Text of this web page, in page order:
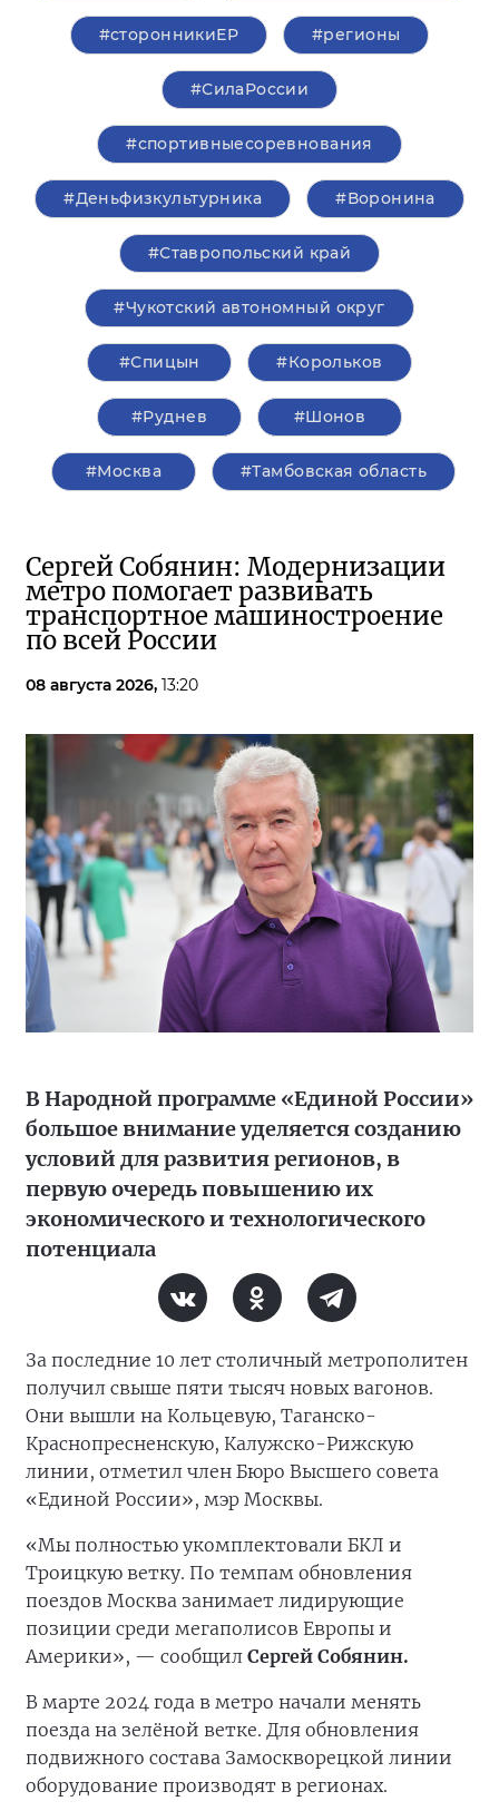
#сторонникиЕР #регионы
#СилаРоссии
#спортивныесоревнования
#Деньфизкультурника #Воронина
#Ставропольский край
#Чукотский автономный округ
#Спицын #Корольков
#Руднев #Шонов
#Москва #Тамбовская область
Сергей Собянин: Модернизации
метро помогает развивать
транспортное машиностроение
по всей России
08 августа 2026, 13:20
В Народной программе «Единой России»
большое внимание уделяется созданию
условий для развития регионов, в
первую очередь повышению их
экономического и технологического
потенциала
За последние 10 лет столичный метрополитен
получил свыше пяти тысяч новых вагонов.
Они вышли на Кольцевую, Таганско-
Краснопресненскую, Калужско-Рижскую
линии, отметил член Бюро Высшего совета
«Единой России», мэр Москвы.
«Мы полностью укомплектовали БКЛ и
Троицкую ветку. По темпам обновления
поездов Москва занимает лидирующие
позиции среди мегаполисов Европы и
Америки», — сообщил Сергей Собянин.
В марте 2024 года в метро начали менять
поезда на зелёной ветке. Для обновления
подвижного состава Замоскворецкой линии
оборудование производят в регионах.